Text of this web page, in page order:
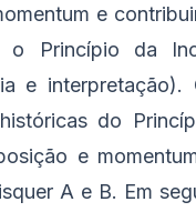
e
Princípio da
e
do
e
A e B. Em